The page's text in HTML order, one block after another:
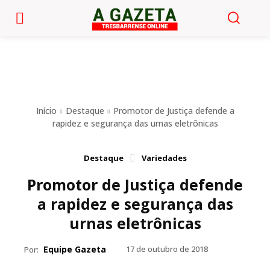
Início Destaque
Promotor de Justiça defende a
rapidez e segurança das urnas eletrônicas
Destaque Variedades
Promotor de Justiça defende
a rapidez e segurança das
urnas eletrônicas
Por: Equipe Gazeta 17 de outubro de 2018